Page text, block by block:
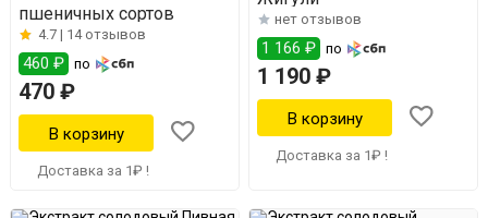
пшеничных сортов
4.7 | 14 отзывов
460 ₽ по
470 ₽
Доставка за 1₽ !
нет отзывов
1 166 ₽ по
1 190 ₽
Доставка за 1₽ !